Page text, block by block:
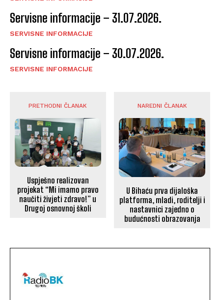
Servisne informacije – 31.07.2026.
SERVISNE INFORMACIJE
Servisne informacije – 30.07.2026.
SERVISNE INFORMACIJE
PRETHODNI ČLANAK
Uspješno realizovan
projekat “Mi imamo pravo
naučiti živjeti zdravo!” u
Drugoj osnovnoj školi
NAREDNI ČLANAK
U Bihaću prva dijaloška
platforma, mladi, roditelji i
nastavnici zajedno o
budućnosti obrazovanja